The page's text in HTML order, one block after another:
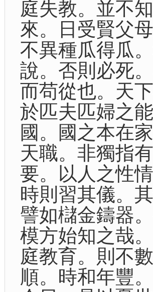
庭失教。並不
來。日受賢父
不異種瓜得瓜
說。否則必死
而苟從也。天
於匹夫匹婦之
國。國之本在
天職。非獨指
要。以人之性
時則習其儀。
譬如櫧金鑄器
模方始知之哉
庭教育。則不
順。時和年豐